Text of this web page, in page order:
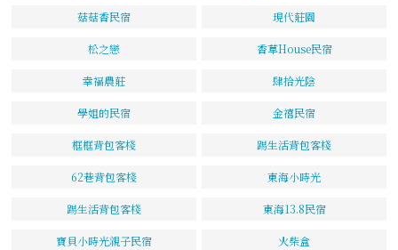
菇菇香民宿 現代莊園
松之戀 香草House民宿
幸福農莊 肆拾光陰
學姐的民宿 金禧民宿
框框背包客棧 踢生活背包客棧
62巷背包客棧 東海小時光
踢生活背包客棧 東海13.8民宿
寶貝小時光親子民宿 火柴盒